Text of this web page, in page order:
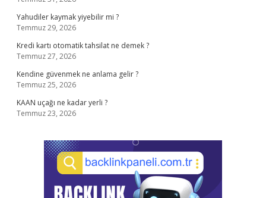
Yahudiler kaymak yiyebilir mi ?
Temmuz 29, 2026
Kredi kartı otomatik tahsilat ne demek ?
Temmuz 27, 2026
Kendine güvenmek ne anlama gelir ?
Temmuz 25, 2026
KAAN uçağı ne kadar yerli ?
Temmuz 23, 2026